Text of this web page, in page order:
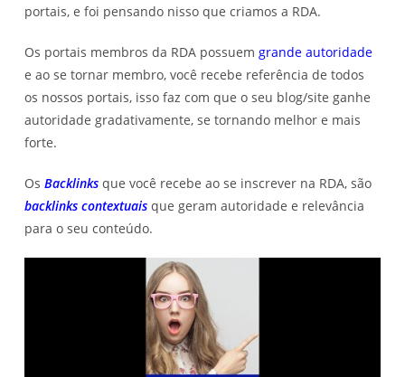
portais, e foi pensando nisso que criamos a RDA.
Os portais membros da RDA possuemgrande autoridade
e ao se tornar membro, você recebe referência de todos
os nossos portais, isso faz com que o seu blog/site ganhe
autoridade gradativamente, se tornando melhor e mais
forte.
OsBacklinks que você recebe ao se inscrever na RDA, são
backlinks contextuais que geram autoridade e relevância
para o seu conteúdo.